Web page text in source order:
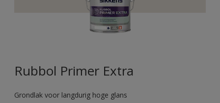
Rubbol Primer Extra
Grondlak voor langdurig hoge glans